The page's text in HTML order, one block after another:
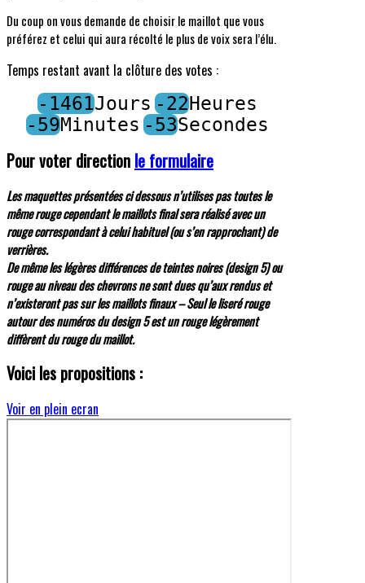
Du coup on vous demande de choisir le maillot que vous
préférez et celui qui aura récolté le plus de voix sera l’élu.
Temps restant avant la clôture des votes :
-1461Jours -22Heures
-59Minutes -53Secondes
Pour voter direction le formulaire
Les maquettes présentées ci dessous n’utilises pas toutes le
même rouge cependant le maillots final sera réalisé avec un
rouge correspondant à celui habituel (ou s’en rapprochant) de
verrières.
De mêmeles légères différences de teintes noires (design 5) ou
rouge au niveau des chevrons ne sont dues qu’aux rendus et
n’existeront pas sur les maillots finaux – Seul le liseré rouge
autour des numéros du design 5 est un rouge légèrement
diffèrent du rouge du maillot.
Voici les propositions :
Voir en plein ecran